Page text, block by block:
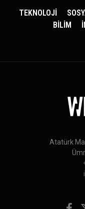
TEKNOLOJİ
BİLİM
Atatürk